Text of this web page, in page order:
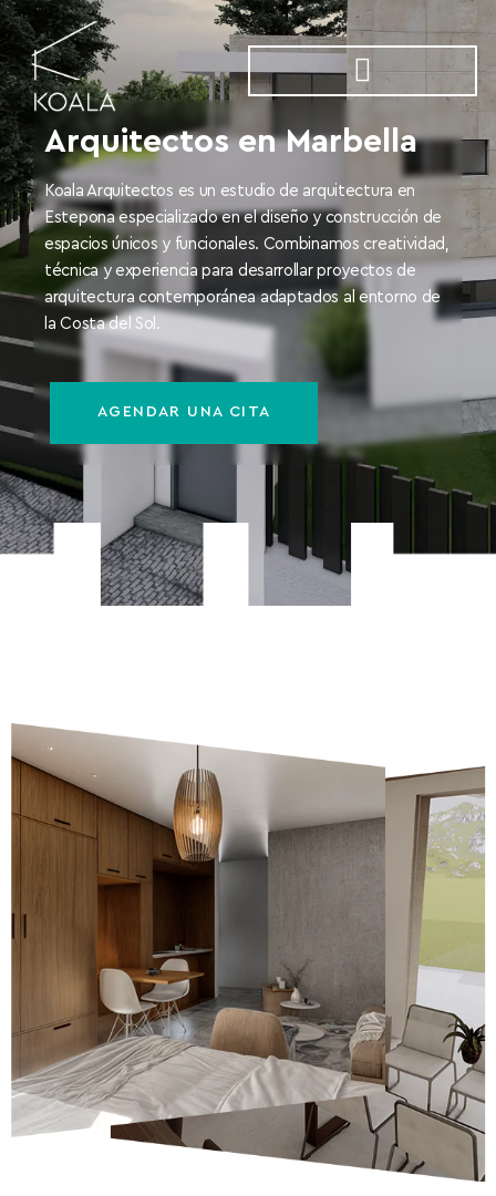
Arquitectos En Marbella
Arquitectos en Marbella
Koala Arquitectos es un estudio de arquitectura en
Estepona especializado en el diseño y construcción de
espacios únicos y funcionales. Combinamos creatividad,
técnica y experiencia para desarrollar proyectos de
arquitectura contemporánea adaptados al entorno de
la Costa del Sol.
AGENDAR UNA CITA